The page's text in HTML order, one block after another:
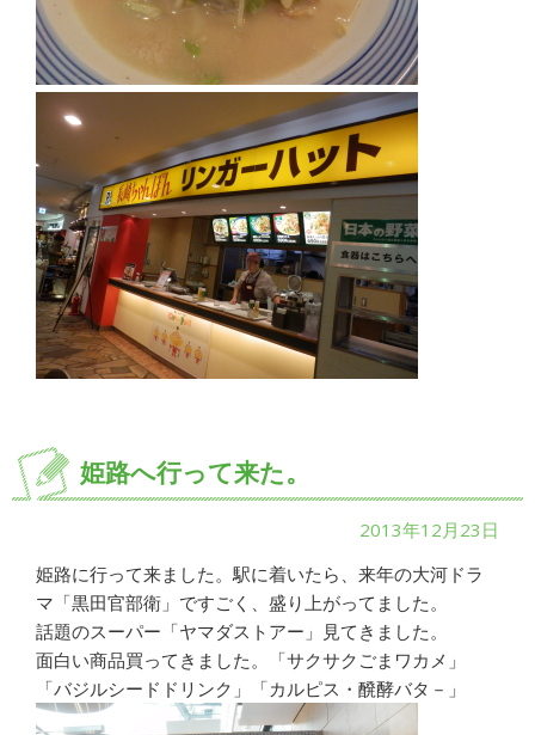
姫路へ行って来た。
2013年12月23日
姫路に行って来ました。駅に着いたら、来年の大河ドラ
マ「黒田官部衛」ですごく、盛り上がってました。
話題のスーパー「ヤマダストアー」見てきました。
面白い商品買ってきました。「サクサクごまワカメ」
「バジルシードドリンク」「カルピス・醗酵バタ－」